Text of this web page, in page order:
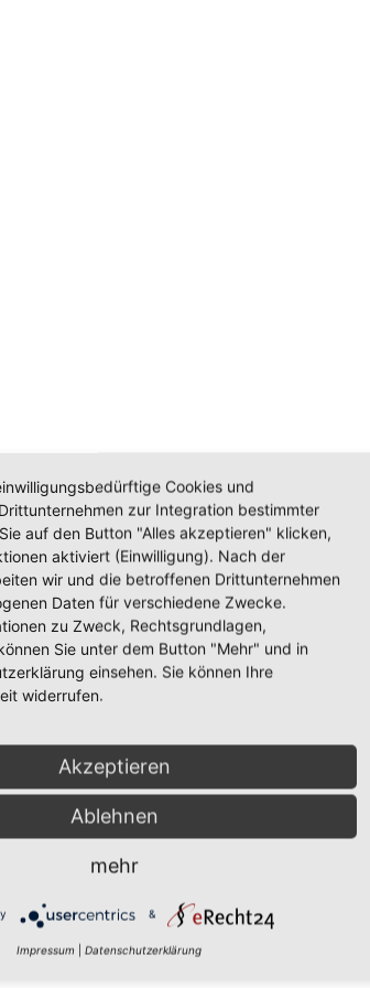
Cookies und
zur Integration bestimmter
auf den Button "Alles akzeptieren" klicken,
aktiviert (Einwilligung). Nach der
wir und die betroffenen Drittunternehmen
Daten für verschiedene Zwecke.
zu Zweck, Rechtsgrundlagen,
Sie unter dem Button "Mehr" und in
einsehen. Sie können Ihre
widerrufen.
Akzeptieren
Ablehnen
mehr
&
Impressum | Datenschutzerklärung